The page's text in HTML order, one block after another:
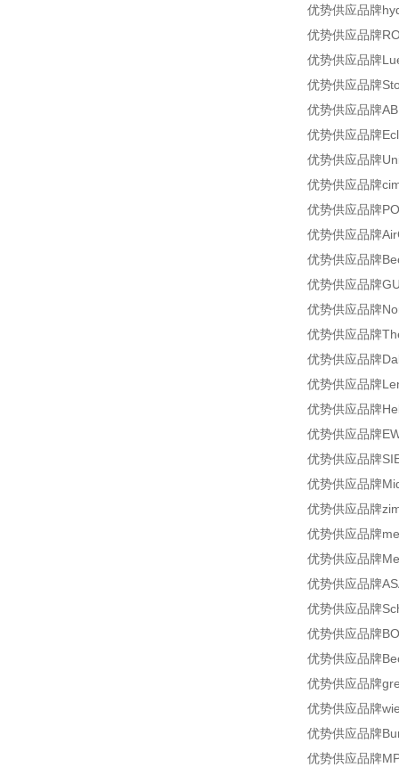
优势供应品牌
优势供应品牌
优势供应品牌
优势供应品牌
优势供应品牌
优势供应品牌
优势供应品牌
优势供应品牌
优势供应品牌
优势供应品牌
优势供应品牌
优势供应品牌
优势供应品牌
优势供应品牌
优势供应品牌
优势供应品牌
优势供应品牌
优势供应品牌
优势供应品牌
优势供应品牌
优势供应品牌
优势供应品牌
优势供应品牌
优势供应品牌
优势供应品牌
优势供应品牌
优势供应品牌
优势供应品牌
优势供应品牌
优势供应品牌
优势供应品牌